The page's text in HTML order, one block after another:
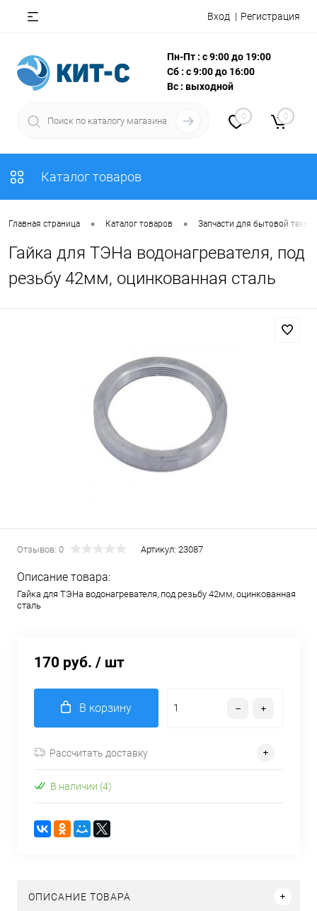
Вход Регистрация
Пн-Пт : с 9:00 до 19:00
Сб : с 9:00 до 16:00
Вс : выходной
0 0
Каталог товаров
Главная страница • Каталог товаров • Запчасти для бытовой
Гайка для ТЭНа водонагревателя, под
резьбу 42мм, оцинкованная сталь
Отзывов: 0 Артикул: 23087
Описание товара:
Гайка для ТЭНа водонагревателя, под резьбу 42мм, оцинкованная
сталь
170 руб. / шт
В корзину
Рассчитать доставку
В наличии (4)
ОПИСАНИЕ ТОВАРА